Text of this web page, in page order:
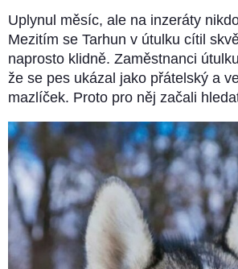
Uplynul měsíc, ale na inzeráty
Mezitím se Tarhun v útulku cítil
naprosto klidně. Zaměstnanci
že se pes ukázal jako přátelský a
mazlíček. Proto pro něj začali